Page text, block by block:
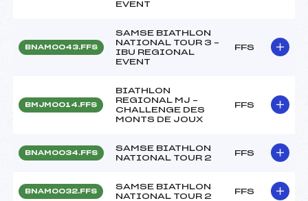
EVENT
BNAM0043.FFS
SAMSE BIATHLON
NATIONAL TOUR 3 –
IBU REGIONAL
EVENT
FFS
BMJM0014.FFS
BIATHLON
REGIONAL MJ –
CHALLENGE DES
MONTS DE JOUX
FFS
BNAM0034.FFS
SAMSE BIATHLON
NATIONAL TOUR 2
FFS
BNAM0032.FFS
SAMSE BIATHLON
NATIONAL TOUR 2
FFS